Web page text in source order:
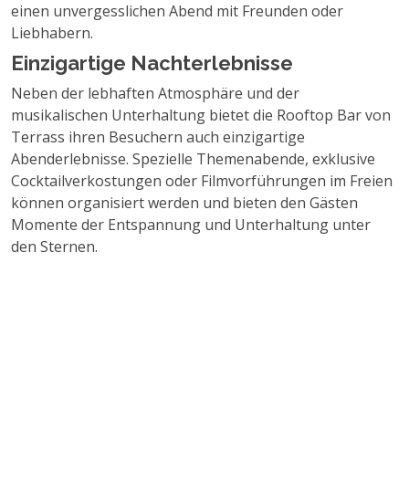
einen unvergesslichen Abend mit Freunden oder
Liebhabern.
Einzigartige Nachterlebnisse
Neben der lebhaften Atmosphäre und der
musikalischen Unterhaltung bietet die Rooftop Bar von
Terrass ihren Besuchern auch einzigartige
Abenderlebnisse. Spezielle Themenabende, exklusive
Cocktailverkostungen oder Filmvorführungen im Freien
können organisiert werden und bieten den Gästen
Momente der Entspannung und Unterhaltung unter
den Sternen.